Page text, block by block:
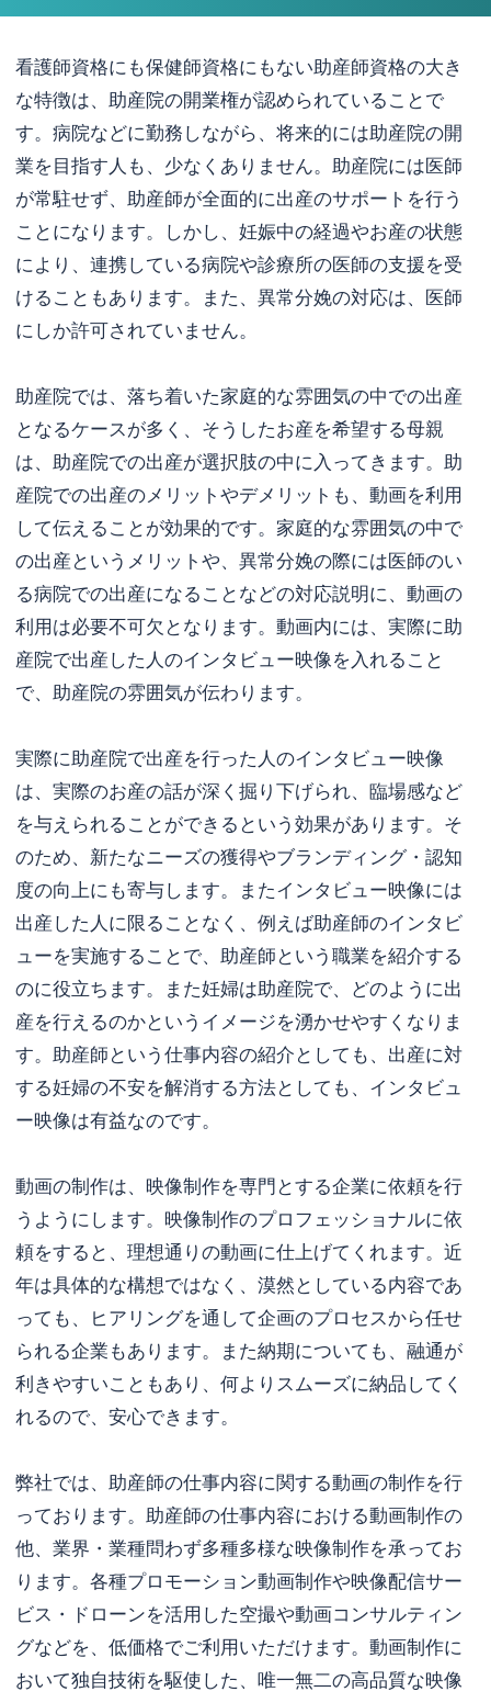
看護師資格にも保健師資格にもない助産師資格の大き
な特徴は、助産院の開業権が認められていることで
す。病院などに勤務しながら、将来的には助産院の開
業を目指す人も、少なくありません。助産院には医師
が常駐せず、助産師が全面的に出産のサポートを行う
ことになります。しかし、妊娠中の経過やお産の状態
により、連携している病院や診療所の医師の支援を受
けることもあります。また、異常分娩の対応は、医師
にしか許可されていません。
助産院では、落ち着いた家庭的な雰囲気の中での出産
となるケースが多く、そうしたお産を希望する母親
は、助産院での出産が選択肢の中に入ってきます。助
産院での出産のメリットやデメリットも、動画を利用
して伝えることが効果的です。家庭的な雰囲気の中で
の出産というメリットや、異常分娩の際には医師のい
る病院での出産になることなどの対応説明に、動画の
利用は必要不可欠となります。動画内には、実際に助
産院で出産した人のインタビュー映像を入れること
で、助産院の雰囲気が伝わります。
実際に助産院で出産を行った人のインタビュー映像
は、実際のお産の話が深く掘り下げられ、臨場感など
を与えられることができるという効果があります。そ
のため、新たなニーズの獲得やブランディング・認知
度の向上にも寄与します。またインタビュー映像には
出産した人に限ることなく、例えば助産師のインタビ
ューを実施することで、助産師という職業を紹介する
のに役立ちます。また妊婦は助産院で、どのように出
産を行えるのかというイメージを湧かせやすくなりま
す。助産師という仕事内容の紹介としても、出産に対
する妊婦の不安を解消する方法としても、インタビュ
ー映像は有益なのです。
動画の制作は、映像制作を専門とする企業に依頼を行
うようにします。映像制作のプロフェッショナルに依
頼をすると、理想通りの動画に仕上げてくれます。近
年は具体的な構想ではなく、漠然としている内容であ
っても、ヒアリングを通して企画のプロセスから任せ
られる企業もあります。また納期についても、融通が
利きやすいこともあり、何よりスムーズに納品してく
れるので、安心できます。
弊社では、助産師の仕事内容に関する動画の制作を行
っております。助産師の仕事内容における動画制作の
他、業界・業種問わず多種多様な映像制作を承ってお
ります。各種プロモーション動画制作や映像配信サー
ビス・ドローンを活用した空撮や動画コンサルティン
グなどを、低価格でご利用いただけます。動画制作に
おいて独自技術を駆使した、唯一無二の高品質な映像